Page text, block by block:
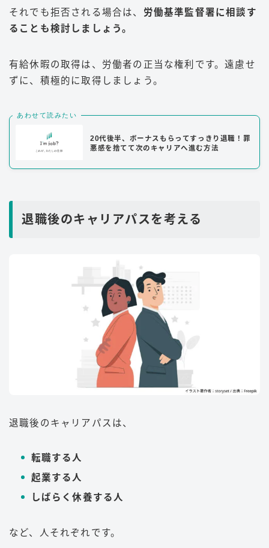
それでも拒否される場合は、 労働基準監督署に相談す
ることも検討しましょう。
有給休暇の取得は、労働者の正当な権利です。遠慮せ
ずに、積極的に取得しましょう。
あわせて読みたい
20代後半、ボーナスもらってすっきり退職！罪
悪感を捨てて次のキャリアへ進む方法
退職後のキャリアパスを考える
退職後のキャリアパスは、
転職する人
起業する人
しばらく休養する人
など、人それぞれです。